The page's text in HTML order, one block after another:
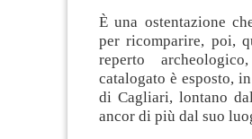
È una ostentazione
per ricomparire, poi,
reperto
catalogato è esposto,
di Cagliari, lontano
ancor di più dal suo